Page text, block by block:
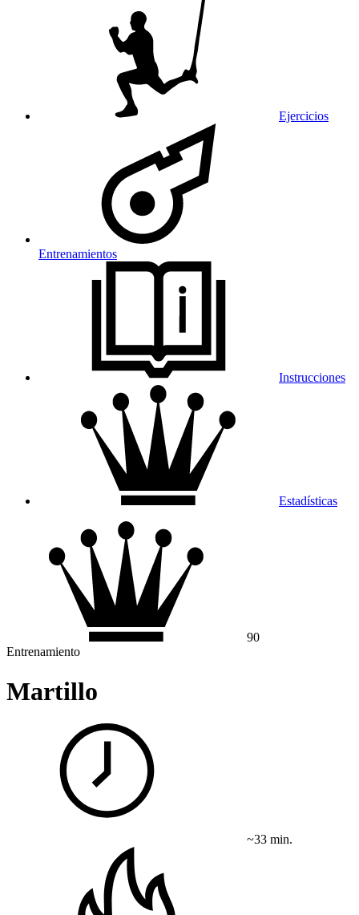
Ejercicios
Entrenamientos
Instrucciones
Estadísticas
90
Entrenamiento
Martillo
~33 min.